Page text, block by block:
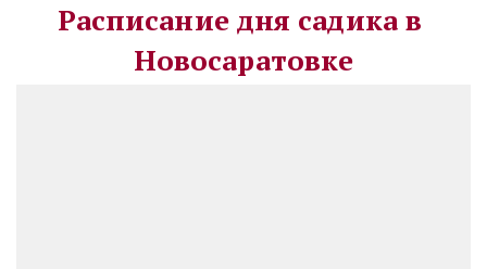
Расписание дня садика в
Новосаратовке